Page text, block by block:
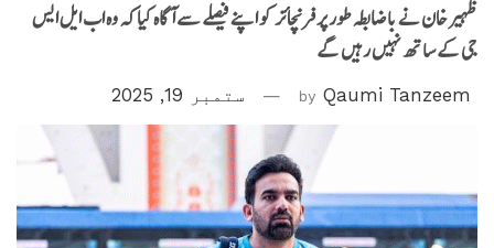
ظہیر خان نے باضابطہ طور پر فرنچائز کو اپنے فیصلے سے آگاہ کیا کہ وہ اب ایل ایس
جی کے ساتھ نہیں رہیں گے
by Qaumi Tanzeem ستمبر 19, 2025